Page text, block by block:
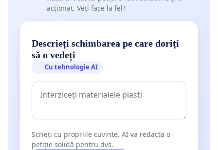
acționat. Veți face la fel?
Descrieți schimbarea pe care doriți
să o vedeți
Cu tehnologie AI
Scrieți cu propriile cuvinte. AI va redacta o
petiție solidă pentru dvs.